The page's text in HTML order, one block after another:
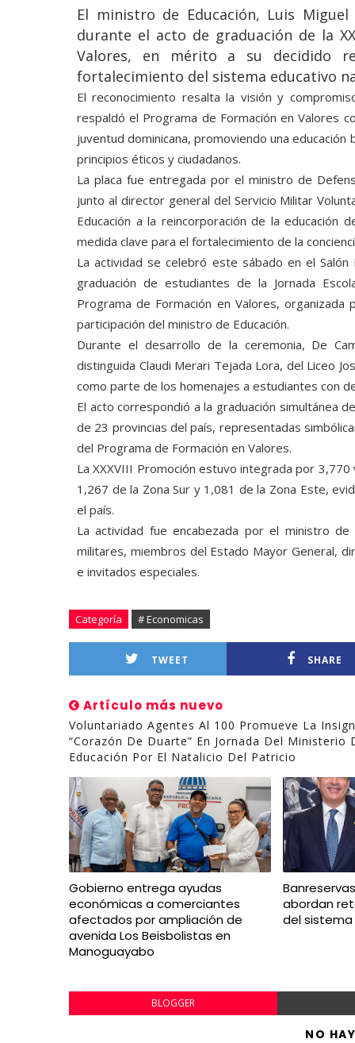
El ministro de Educación, Luis
durante el acto de graduación de la
Valores, en mérito a su decidido
fortalecimiento del sistema educativo
El reconocimiento resalta la visión y
respaldó el Programa de Formación en Valores
juventud dominicana, promoviendo una
principios éticos y ciudadanos.
La placa fue entregada por el ministro de
junto al director general del Servicio Militar
Educación a la reincorporación de la educación
medida clave para el fortalecimiento de la
La actividad se celebró este sábado en el
graduación de estudiantes de la Jornada
Programa de Formación en Valores, organizada
participación del ministro de Educación.
Durante el desarrollo de la ceremonia, De
distinguida Claudi Merari Tejada Lora, del Liceo
como parte de los homenajes a estudiantes con
El acto correspondió a la graduación simultánea
de 23 provincias del país, representadas
del Programa de Formación en Valores.
La XXXVIII Promoción estuvo integrada por
1,267 de la Zona Sur y 1,081 de la Zona Este,
el país.
La actividad fue encabezada por el ministro
militares, miembros del Estado Mayor General,
e invitados especiales.
Categoría # Economicas
TWEET SHARE
Artículo más nuevo
Voluntariado Agentes Al 100 Promueve La
“Corazón De Duarte” En Jornada Del Ministerio
Educación Por El Natalicio Del Patricio
Gobierno entrega ayudas
económicas a comerciantes
afectados por ampliación de
avenida Los Beisbolistas en
Manoguayabo
abordan
del
BLOGGER
NO